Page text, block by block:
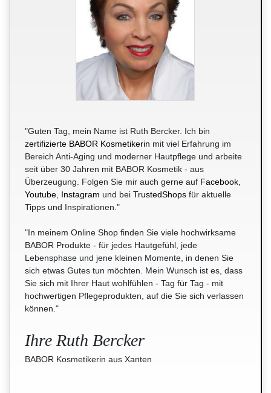
"Guten Tag, mein Name ist Ruth Bercker. Ich bin
zertifizierte BABOR Kosmetikerin mit viel Erfahrung im
Bereich Anti-Aging und moderner Hautpflege und arbeite
seit über 30 Jahren mit BABOR Kosmetik - aus
Überzeugung. Folgen Sie mir auch gerne auf Facebook
Youtube Instagram und bei TrustedShops für aktuelle
Tipps und Inspirationen."
"In meinem Online Shop finden Sie viele hochwirksame
BABOR Produkte - für jedes Hautgefühl, jede
Lebensphase und jene kleinen Momente, in denen Sie
sich etwas Gutes tun möchten. Mein Wunsch ist es, dass
Sie sich mit Ihrer Haut wohlfühlen - Tag für Tag - mit
hochwertigen Pflegeprodukten, auf die Sie sich verlassen
können."
Ihre Ruth Bercker
BABOR Kosmetikerin aus Xanten